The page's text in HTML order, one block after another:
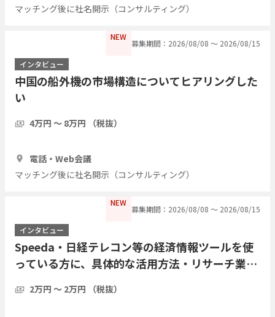
マッチング後に社名開示（コンサルティング）
NEW
募集期間：2026/08/08 〜 2026/08/15
インタビュー
中国の船外機の市場構造についてヒアリングした
い
4万円 〜 8万円 （税抜）
電話・Web会議
マッチング後に社名開示（コンサルティング）
NEW
募集期間：2026/08/08 〜 2026/08/15
インタビュー
Speeda・日経テレコン等の経済情報ツールを使
っている方に、具体的な活用方法・リサーチ業務
2万円 〜 2万円 （税抜）